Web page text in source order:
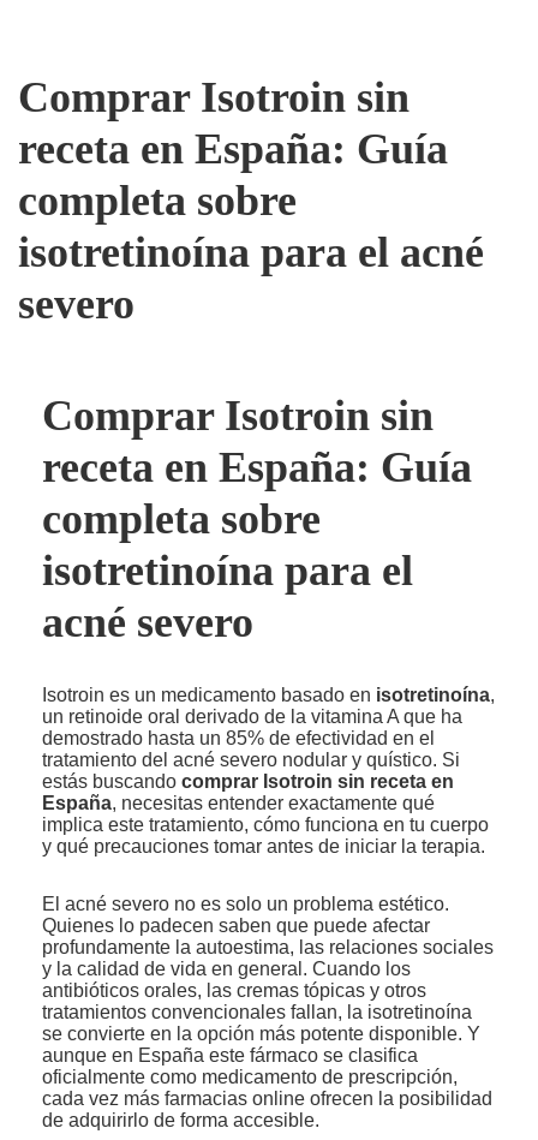
Comprar Isotroin sin
receta en España: Guía
completa sobre
isotretinoína para el acné
severo
Comprar Isotroin sin
receta en España: Guía
completa sobre
isotretinoína para el
acné severo
Isotroin es un medicamento basado en isotretinoína,
un retinoide oral derivado de la vitamina A que ha
demostrado hasta un 85% de efectividad en el
tratamiento del acné severo nodular y quístico. Si
estás buscando comprar Isotroin sin receta en
España, necesitas entender exactamente qué
implica este tratamiento, cómo funciona en tu cuerpo
y qué precauciones tomar antes de iniciar la terapia.
El acné severo no es solo un problema estético.
Quienes lo padecen saben que puede afectar
profundamente la autoestima, las relaciones sociales
y la calidad de vida en general. Cuando los
antibióticos orales, las cremas tópicas y otros
tratamientos convencionales fallan, la isotretinoína
se convierte en la opción más potente disponible. Y
aunque en España este fármaco se clasifica
oficialmente como medicamento de prescripción,
cada vez más farmacias online ofrecen la posibilidad
de adquirirlo de forma accesible.